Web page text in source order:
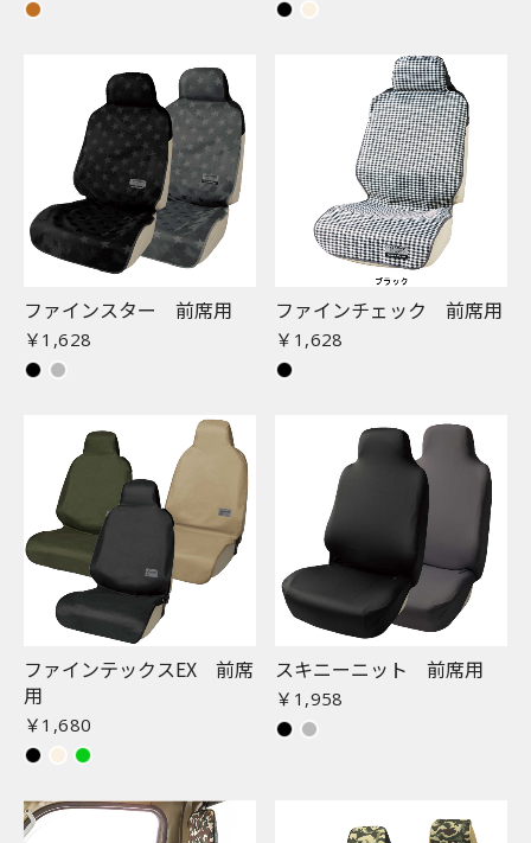
ファインスター 前席用
￥1,628
ファインチェック 前席用
￥1,628
ファインテックスEX 前席
用
￥1,680
スキニーニット 前席用
￥1,958